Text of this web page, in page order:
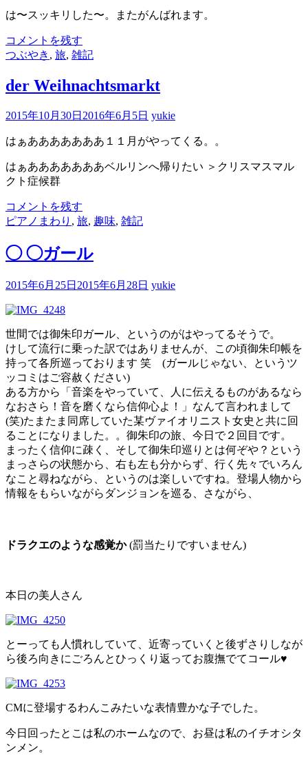
は〜スッキリした〜。またがんばれます。
コメントを残す
つぶやき , 旅, 雑記
der Weihnachtsmarkt
2015年10月30日 2016年6月5日 yukie
はぁあああああああ１１月がやってくる。。
はぁあああああああベルリンへ帰りたい ＞クリスマスマル
クト症候群
コメントを残す
ピアノまわり , 旅, 趣味, 雑記
◯ ◯ガール
2015年6月25日 2015年6月28日 yukie
世間では御朱印ガール、というのがはやってるそうで。
けして流行に乗った訳ではありませんが、この頃御朱印帳を
持って各所巡っております 笑 (ガールじゃない、というツ
ッコミはご容赦ください)
ある方から「音楽をやっていて、人に伝えるものがあるなら
なおさら！音を磨くなら信仰心よ！」なんて言われまして
(笑)たまたま同席していた某ヴァイオリニスト女史と共に回
ることになりました。。御朱印の旅、今日で２回目です。
まったく信仰に疎く、そして御朱印巡りとは何ぞや？という
まっさらの状態から、右も左も分からず、行く先々でいろん
なこと尋ねながら、というのは楽しいですね。登場人物から
情報をもらいながらダンジョンを巡る、さながら、
ドラクエのような感覚か(罰当たりですいません)
本日の美人さん
とーっても人慣れしていて、近寄っていくと後ずさりしなが
ら後ろ向きにごろんとひっくり返ってお腹撫でてコール♥
CMに登場するわんこみたいな表情豊かな子でした。
今日回ったとこは私のホームなので、お昼は私のイチオシタ
ンメン。